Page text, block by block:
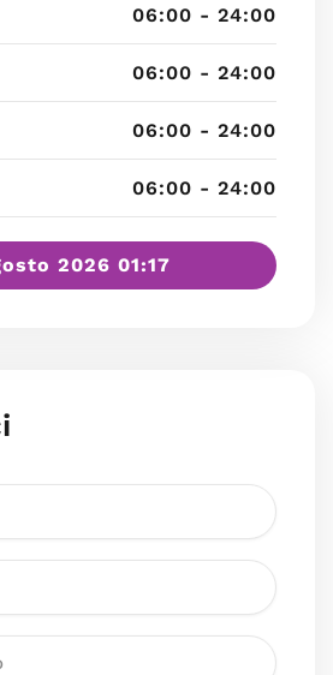
06:00 - 24:00
06:00 - 24:00
06:00 - 24:00
06:00 - 24:00
2026 01:17